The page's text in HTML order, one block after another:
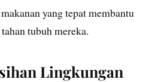
yang tepat membantu
tubuh mereka.
Lingkungan